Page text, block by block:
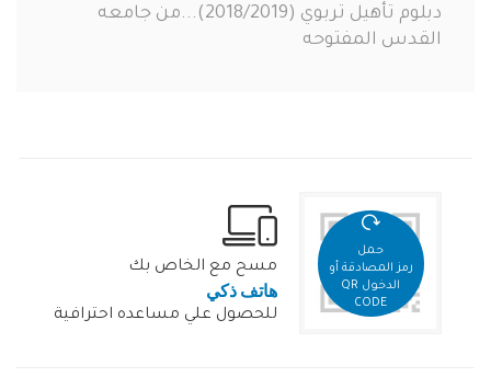
دبلوم تأهيل تربوي (2018/2019)...من جامعه
القدس المفتوحه
حمل
رمز المصادقة أو
الدخول QR
CODE
مسح مع الخاص بك
هاتف ذكي
للحصول علي مساعده احترافية